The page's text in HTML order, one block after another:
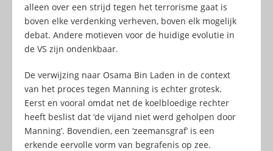
alleen over een strijd tegen het terrorisme gaat is
boven elke verdenking verheven, boven elk mogelijk
debat. Andere motieven voor de huidige evolutie in
de VS zijn ondenkbaar.
De verwijzing naar Osama Bin Laden in de context
van het proces tegen Manning is echter grotesk.
Eerst en vooral omdat net de koelbloedige rechter
heeft beslist dat ‘de vijand niet werd geholpen door
Manning’. Bovendien, een ‘zeemansgraf’ is een
erkende eervolle vorm van begrafenis op zee.